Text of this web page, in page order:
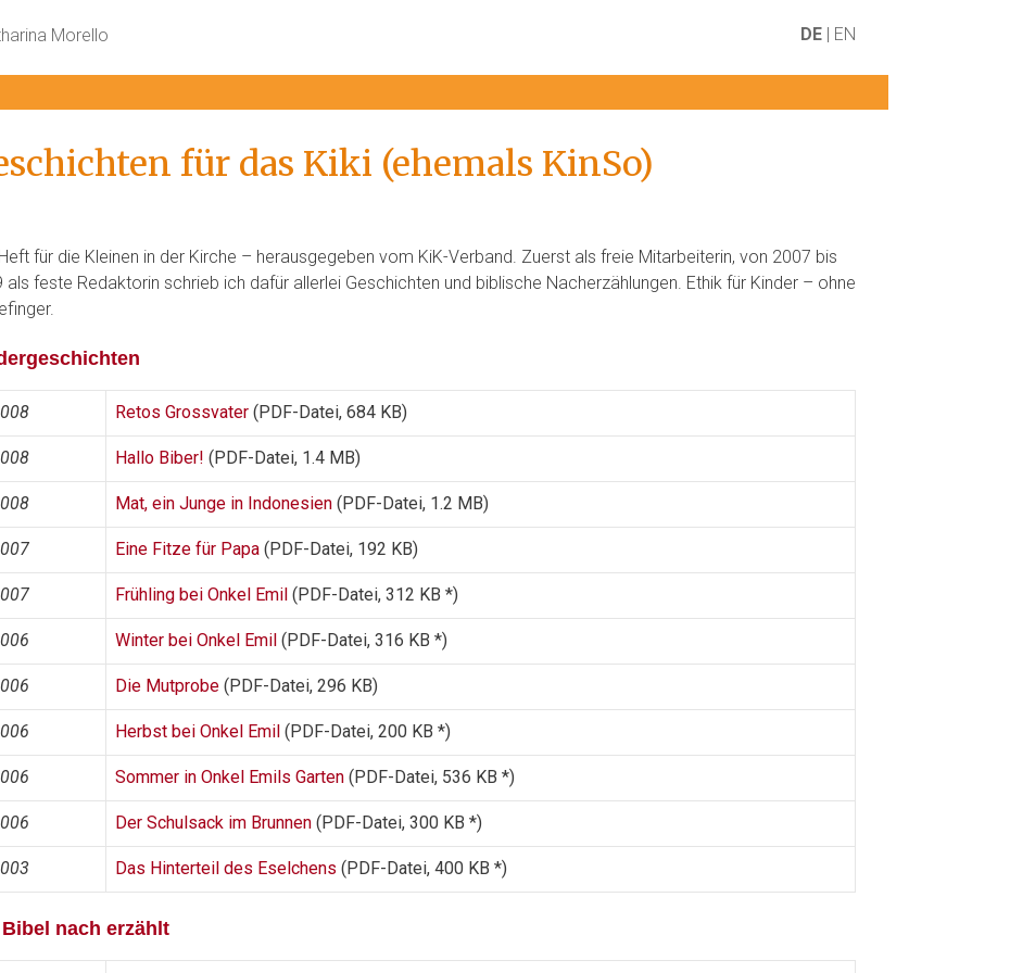
DE EN
für das Kiki (ehemals KinSo)
für die Kleinen in der Kirche – herausgegeben vom KiK-Verband. Zuerst als freie Mitarbeiterin, von 2007 bis
als feste Redaktorin schrieb ich dafür allerlei Geschichten und biblische Nacherzählungen. Ethik für Kinder – ohne
Retos Grossvater (PDF-Datei, 684 KB)
Hallo Biber! (PDF-Datei, 1.4 MB)
Mat, ein Junge in Indonesien (PDF-Datei, 1.2 MB)
Eine Fitze für Papa (PDF-Datei, 192 KB)
Frühling bei Onkel Emil (PDF-Datei, 312 KB *)
Winter bei Onkel Emil (PDF-Datei, 316 KB *)
Die Mutprobe (PDF-Datei, 296 KB)
Herbst bei Onkel Emil (PDF-Datei, 200 KB *)
Sommer in Onkel Emils Garten (PDF-Datei, 536 KB *)
Der Schulsack im Brunnen (PDF-Datei, 300 KB *)
Das Hinterteil des Eselchens (PDF-Datei, 400 KB *)
Bibel nach erzählt